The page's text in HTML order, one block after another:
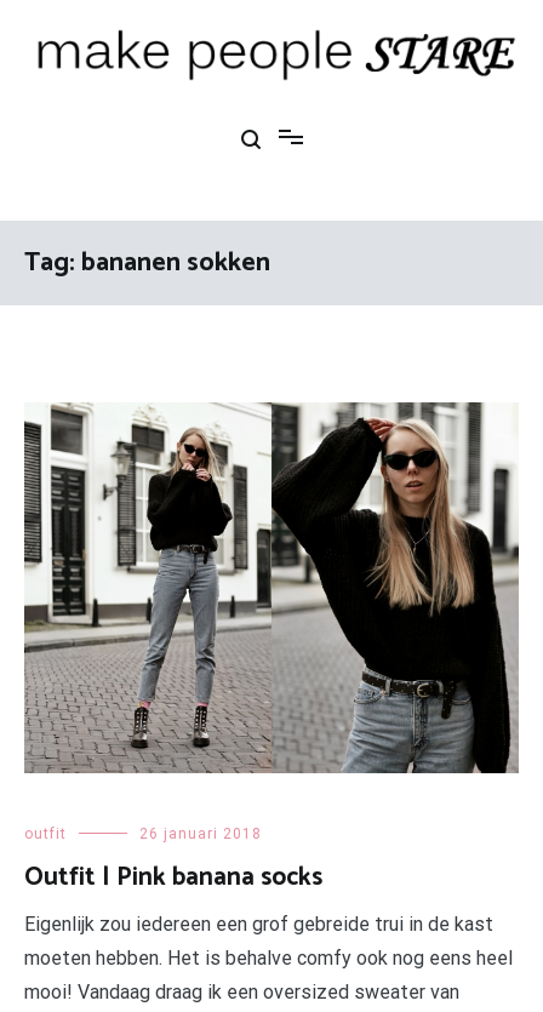
Tag:bananen sokken
outfit 26 januari 2018
Outfit | Pink banana socks
Eigenlijk zou iedereen een grof gebreide trui in de kast
moeten hebben. Het is behalve comfy ook nog eens heel
mooi! Vandaag draag ik een oversized sweater van